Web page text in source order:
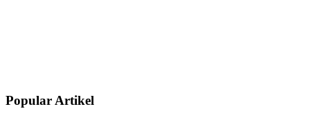
Popular Artikel